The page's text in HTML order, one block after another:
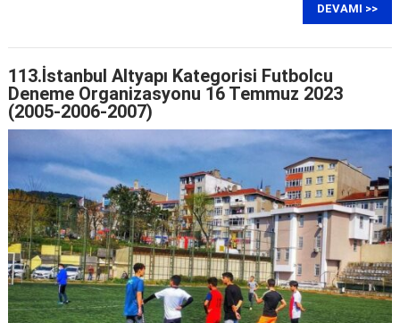
DEVAMI >>
113.İstanbul Altyapı Kategorisi Futbolcu
Deneme Organizasyonu 16 Temmuz 2023
(2005-2006-2007)